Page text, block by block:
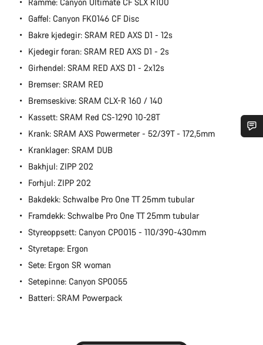
Ramme: Canyon Ultimate CF SLX R100
Gaffel: Canyon FK0146 CF Disc
Bakre kjedegir: SRAM RED AXS D1 - 12s
Kjedegir foran: SRAM RED AXS D1 - 2s
Girhendel: SRAM RED AXS D1 - 2x12s
Bremser: SRAM RED
Bremseskive: SRAM CLX-R 160 / 140
Kassett: SRAM Red CS-1290 10-28T
Krank: SRAM AXS Powermeter - 52/39T - 172,5mm
Kranklager: SRAM DUB
Bakhjul: ZIPP 202
Forhjul: ZIPP 202
Bakdekk: Schwalbe Pro One TT 25mm tubular
Framdekk: Schwalbe Pro One TT 25mm tubular
Styreoppsett: Canyon CP0015 - 110/390-430mm
Styretape: Ergon
Sete: Ergon SR woman
Setepinne: Canyon SP0055
Batteri: SRAM Powerpack
Trenger du hjelp?
Våre eksperter på kundestøtte står klare til å svare på dine
spørsmål.
Begynn chat